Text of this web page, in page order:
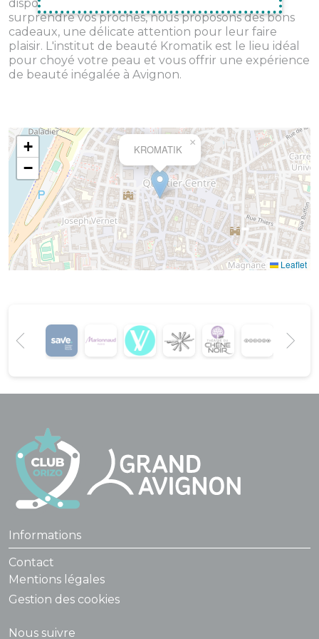
disposition toute la journée. De plus, pour
surprendre vos proches, nous proposons des bons
cadeaux, une délicate attention pour leur faire
plaisir. L'institut de beauté Kromatik est le lieu idéal
pour choyé votre peau et vous offrir une expérience
de beauté inégalée à Avignon.
KROMATIK
×
+
−
Leaflet
Informations
Contact
Mentions légales
Gestion des cookies
Nous suivre